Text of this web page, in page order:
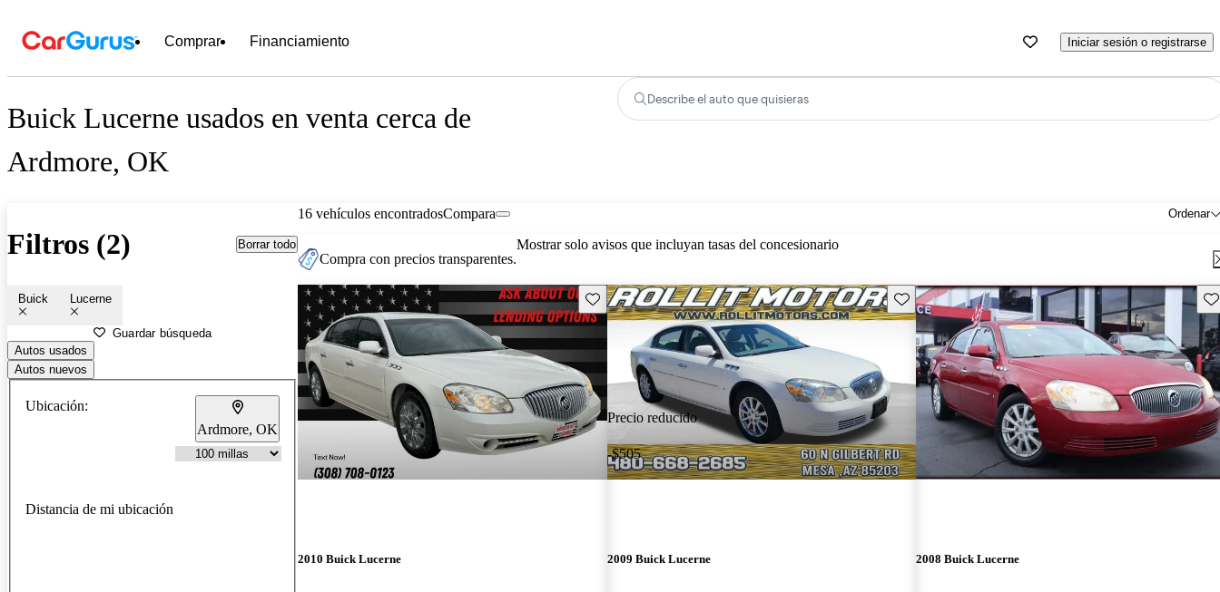
Comprar Financiamiento Iniciar sesión o registrarse
Buick Lucerne usados en venta cerca de
Ardmore, OK
Describe el auto que quisieras
Filtros (2) Borrar todo
Buick Lucerne
Guardar búsqueda
Autos usados
Autos nuevos
Ubicación:
Ardmore, OK
Distancia de mi ubicación
16 vehículos encontrados Ordenar
Compara
Compra con precios transparentes.
Mostrar solo avisos que incluyan tasas del concesionario
Guarda este Aviso
2010 Buick Lucerne
Precio reducido
-$505
Guarda este Aviso
2009 Buick Lucerne 2008 Buick Lucerne